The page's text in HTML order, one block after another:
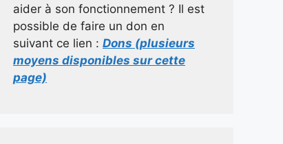
aider à son fonctionnement ? Il est
possible de faire un don en
suivant ce lien : Dons (plusieurs
moyens disponibles sur cette
page)